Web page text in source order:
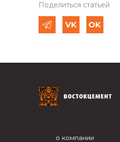
Поделиться статьей
о компании